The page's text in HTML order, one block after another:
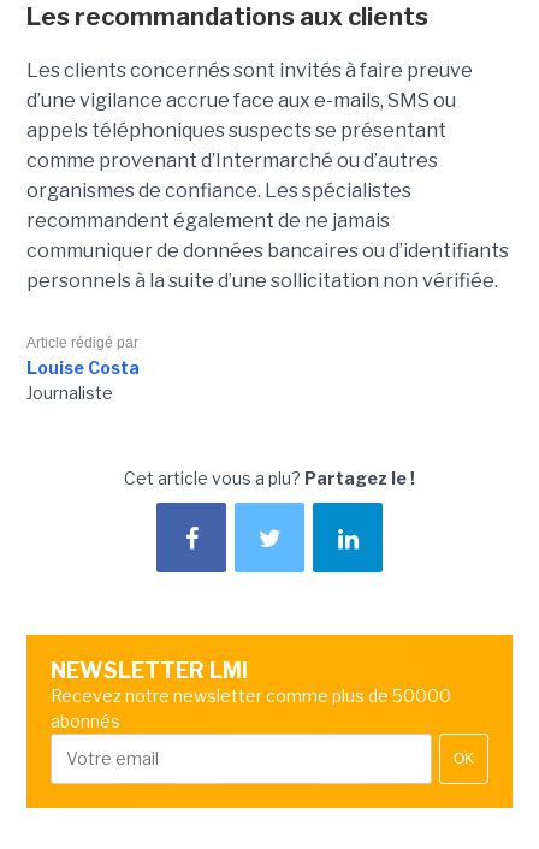
Les recommandations aux clients
Les clients concernés sont invités à faire preuve
d’une vigilance accrue face aux e-mails, SMS ou
appels téléphoniques suspects se présentant
comme provenant d’Intermarché ou d’autres
organismes de confiance. Les spécialistes
recommandent également de ne jamais
communiquer de données bancaires ou d’identifiants
personnels à la suite d’une sollicitation non vérifiée.
Article rédigé par
Louise Costa
Journaliste
Cet article vous a plu? Partagez le !
NEWSLETTER LMI
Recevez notre newsletter comme plus de 50000
abonnés
OK